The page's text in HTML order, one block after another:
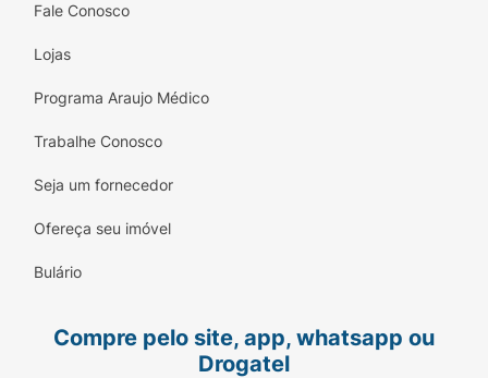
Fale Conosco
Lojas
Programa Araujo Médico
Trabalhe Conosco
Seja um fornecedor
Ofereça seu imóvel
Bulário
Compre pelo site, app, whatsapp ou
Drogatel